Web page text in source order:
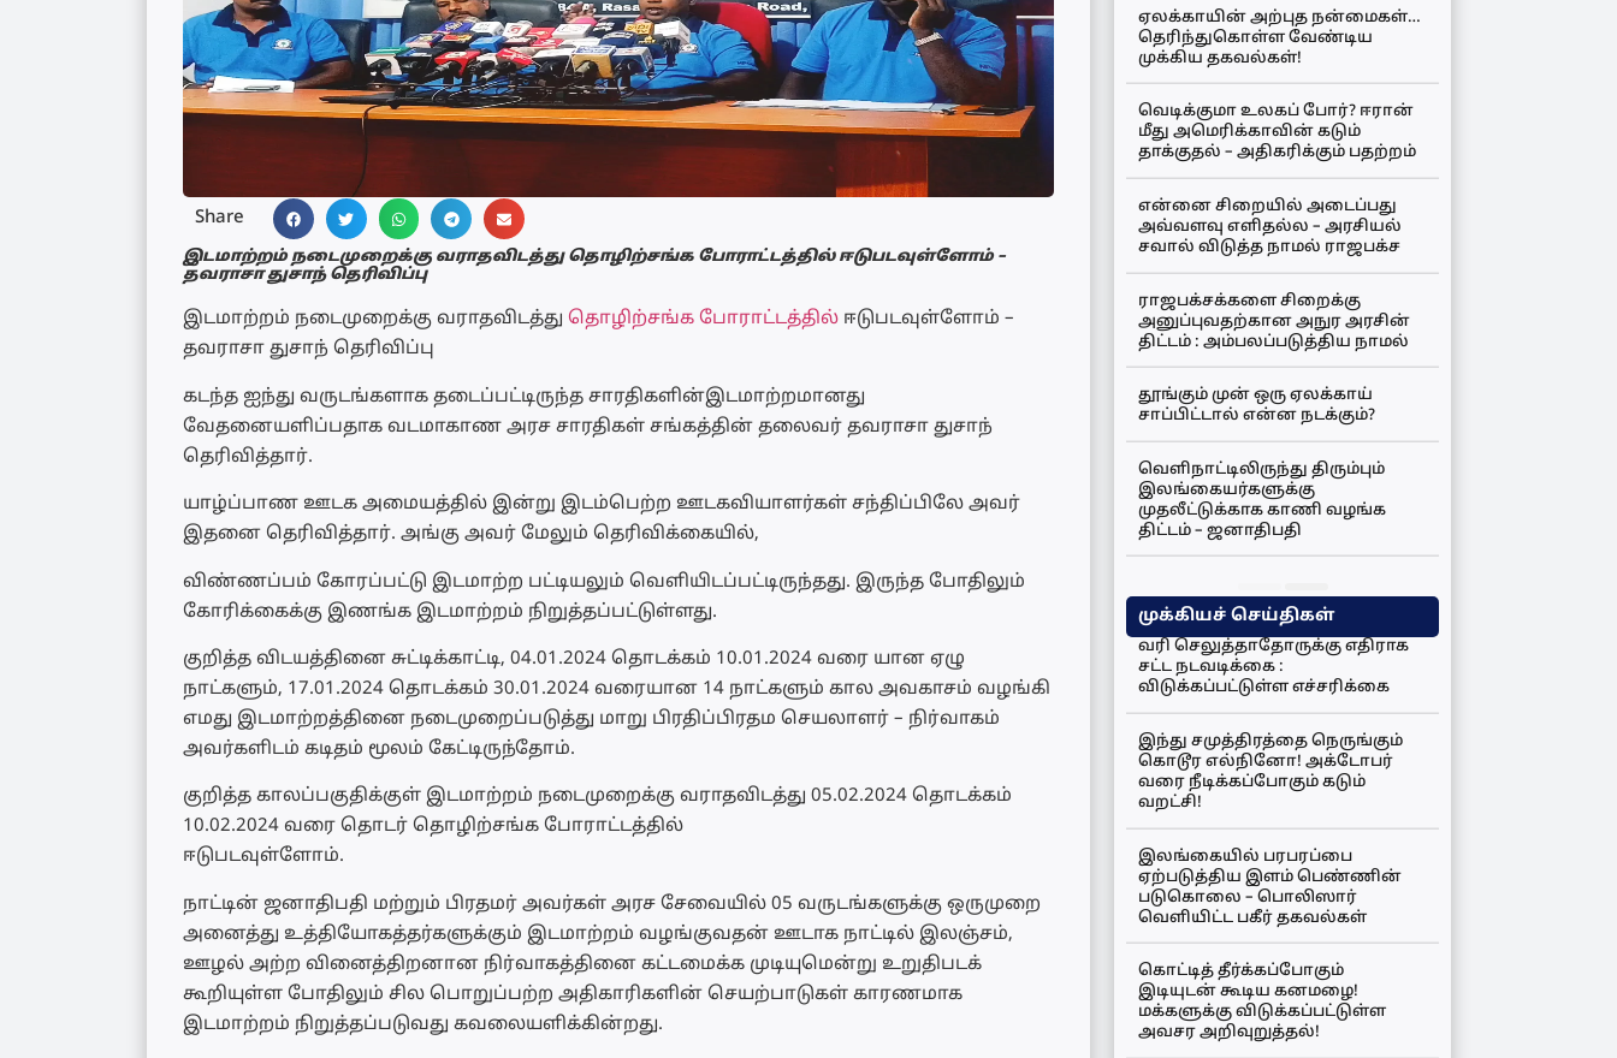
Share
இடமாற்றம் நடைமுறைக்கு வராதவிடத்து தொழிற்சங்க போராட்டத்தில் ஈடுபடவுள்ளோம் –
தவராசா துசாந் தெரிவிப்பு
இடமாற்றம் நடைமுறைக்கு வராதவிடத்து தொழிற்சங்க போராட்டத்தில் ஈடுபடவுள்ளோம் –
தவராசா துசாந் தெரிவிப்பு
கடந்த ஐந்து வருடங்களாக தடைப்பட்டிருந்த சாரதிகளின்இடமாற்றமானது
வேதனையளிப்பதாக வடமாகாண அரச சாரதிகள் சங்கத்தின் தலைவர் தவராசா துசாந்
தெரிவித்தார்.
யாழ்ப்பாண ஊடக அமையத்தில் இன்று இடம்பெற்ற ஊடகவியாளர்கள் சந்திப்பிலே அவர்
இதனை தெரிவித்தார். அங்கு அவர் மேலும் தெரிவிக்கையில்,
விண்ணப்பம் கோரப்பட்டு இடமாற்ற பட்டியலும் வெளியிடப்பட்டிருந்தது. இருந்த போதிலும்
கோரிக்கைக்கு இணங்க இடமாற்றம் நிறுத்தப்பட்டுள்ளது.
குறித்த விடயத்தினை சுட்டிக்காட்டி, 04.01.2024 தொடக்கம் 10.01.2024 வரை யான ஏழு
நாட்களும், 17.01.2024 தொடக்கம் 30.01.2024 வரையான 14 நாட்களும் கால அவகாசம் வழங்கி
எமது இடமாற்றத்தினை நடைமுறைப்படுத்து மாறு பிரதிப்பிரதம செயலாளர் – நிர்வாகம்
அவர்களிடம் கடிதம் மூலம் கேட்டிருந்தோம்.
குறித்த காலப்பகுதிக்குள் இடமாற்றம் நடைமுறைக்கு வராதவிடத்து 05.02.2024 தொடக்கம்
10.02.2024 வரை தொடர் தொழிற்சங்க போராட்டத்தில்
ஈடுபடவுள்ளோம்.
நாட்டின் ஜனாதிபதி மற்றும் பிரதமர் அவர்கள் அரச சேவையில் 05 வருடங்களுக்கு ஒருமுறை
அனைத்து உத்தியோகத்தர்களுக்கும் இடமாற்றம் வழங்குவதன் ஊடாக நாட்டில் இலஞ்சம்,
ஊழல் அற்ற வினைத்திறனான நிர்வாகத்தினை கட்டமைக்க முடியுமென்று உறுதிபடக்
கூறியுள்ள போதிலும் சில பொறுப்பற்ற அதிகாரிகளின் செயற்பாடுகள் காரணமாக
இடமாற்றம் நிறுத்தப்படுவது கவலையளிக்கின்றது.
ஏலக்காயின் அற்புத நன்மைகள்…
தெரிந்துகொள்ள வேண்டிய
முக்கிய தகவல்கள்!
வெடிக்குமா உலகப் போர்? ஈரான்
மீது அமெரிக்காவின் கடும்
தாக்குதல் – அதிகரிக்கும் பதற்றம்
என்னை சிறையில் அடைப்பது
அவ்வளவு எளிதல்ல – அரசியல்
சவால் விடுத்த நாமல் ராஜபக்ச
ராஜபக்சக்களை சிறைக்கு
அனுப்புவதற்கான அநுர அரசின்
திட்டம் : அம்பலப்படுத்திய நாமல்
தூங்கும் முன் ஒரு ஏலக்காய்
சாப்பிட்டால் என்ன நடக்கும்?
வெளிநாட்டிலிருந்து திரும்பும்
இலங்கையர்களுக்கு
முதலீட்டுக்காக காணி வழங்க
திட்டம் – ஜனாதிபதி
முக்கியச் செய்திகள்
வரி செலுத்தாதோருக்கு எதிராக
சட்ட நடவடிக்கை :
விடுக்கப்பட்டுள்ள எச்சரிக்கை
இந்து சமுத்திரத்தை நெருங்கும்
கொடூர எல்நினோ! அக்டோபர்
வரை நீடிக்கப்போகும் கடும்
வறட்சி!
இலங்கையில் பரபரப்பை
ஏற்படுத்திய இளம் பெண்ணின்
படுகொலை – பொலிஸார்
வெளியிட்ட பகீர் தகவல்கள்
கொட்டித் தீர்க்கப்போகும்
இடியுடன் கூடிய கனமழை!
மக்களுக்கு விடுக்கப்பட்டுள்ள
அவசர அறிவுறுத்தல்!